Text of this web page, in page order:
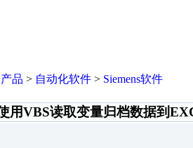
产品 > 自动化软件 > Siemens软件
用VBS读取变量归档数据到